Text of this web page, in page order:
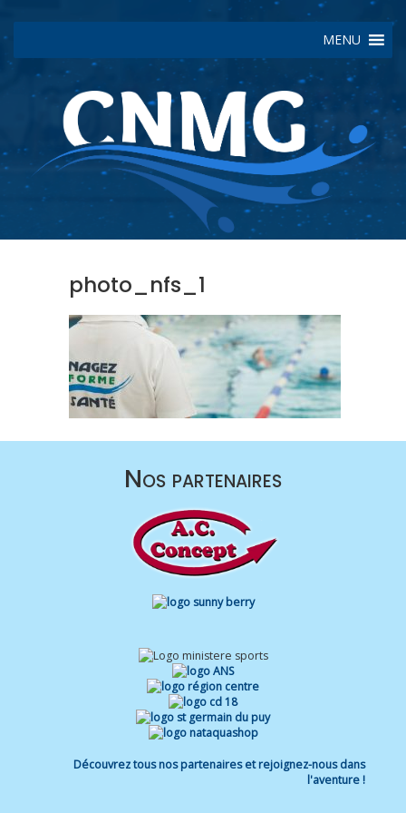
MENU
photo_nfs_1
Nos partenaires
Découvrez tous nos partenaires et rejoignez-nous dans
l'aventure !